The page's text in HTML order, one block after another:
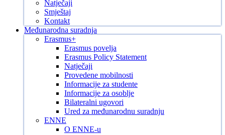
Natječaji
Smještaj
Kontakt
Međunarodna suradnja
Erasmus+
Erasmus povelja
Erasmus Policy Statement
Natječaji
Provedene mobilnosti
Informacije za studente
Informacije za osoblje
Bilateralni ugovori
Ured za međunarodnu suradnju
ENNE
O ENNE-u